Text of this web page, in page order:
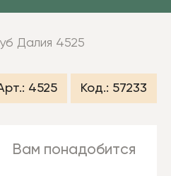
Далия 4525
4525 Код.: 57233
Вам понадобится